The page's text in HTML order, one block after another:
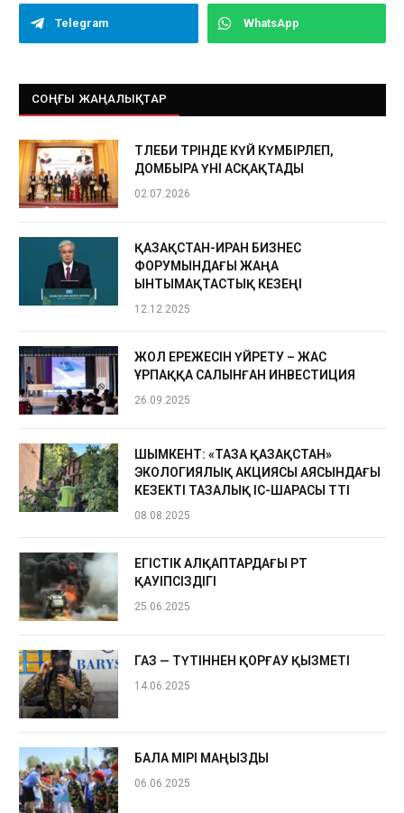
Telegram WhatsApp
СОҢҒЫ ЖАҢАЛЫҚТАР
ТӨЛЕБИ ТӨРІНДЕ КҮЙ КҮМБІРЛЕП,
ДОМБЫРА ҮНІ АСҚАҚТАДЫ
02.07.2026
ҚАЗАҚСТАН-ИРАН БИЗНЕС
ФОРУМЫНДАҒЫ ЖАҢА
ЫНТЫМАҚТАСТЫҚ КЕЗЕҢІ
12.12.2025
ЖОЛ ЕРЕЖЕСІН ҮЙРЕТУ – ЖАС
ҰРПАҚҚА САЛЫНҒАН ИНВЕСТИЦИЯ
26.09.2025
ШЫМКЕНТ: «ТАЗА ҚАЗАҚСТАН»
ЭКОЛОГИЯЛЫҚ АКЦИЯСЫ АЯСЫНДАҒЫ
КЕЗЕКТІ ТАЗАЛЫҚ ІС-ШАРАСЫ ӨТТІ
08.08.2025
ЕГІСТІК АЛҚАПТАРДАҒЫ ӨРТ
ҚАУІПСІЗДІГІ
25.06.2025
ГАЗ — ТҮТІННЕН ҚОРҒАУ ҚЫЗМЕТІ
14.06.2025
БАЛА ӨМІРІ МАҢЫЗДЫ
06.06.2025